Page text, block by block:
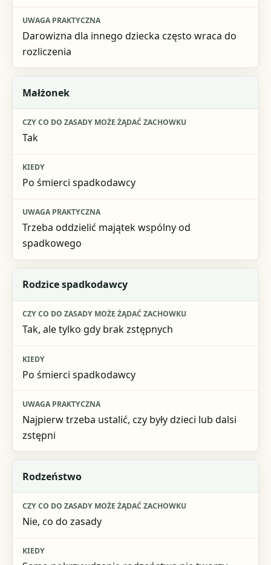
Darowizna dla innego dziecka często wraca do
rozliczenia
Małżonek
Tak
Po śmierci spadkodawcy
Trzeba oddzielić majątek wspólny od
spadkowego
Rodzice spadkodawcy
Tak, ale tylko gdy brak zstępnych
Po śmierci spadkodawcy
Najpierw trzeba ustalić, czy były dzieci lub dalsi
zstępni
Rodzeństwo
Nie, co do zasady